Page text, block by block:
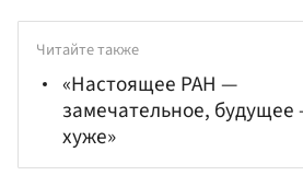
Читайте также
«Настоящее РАН —
замечательное,
хуже»